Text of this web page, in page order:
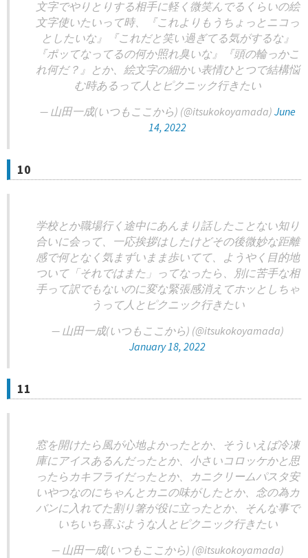
文字でやりとりする相手に軽く微笑んでるくらいの絵
文字使いたいって時、『これよりもうちょっとニコっ
としたいな』『これだと笑い過ぎてる気がするな』
『ポッてなってるの何か照れ臭いな』『頭の輪っかこ
れ何だ？』とか、絵文字の細かい表情ひとつで結構悩
む時あるって人とピクニック行きたい
— 山田一成(いつもここから) (@itsukokoyamada) June
14, 2022
10
学校とか職場行く途中にあんまり話したことない知り
合いに会って、一応挨拶はしたけどその後微妙な距離
感で何となく気まずいまま歩いてて、ようやく目的地
ついて「それではまた」ってなったら、別に苦手な相
手って訳でもないのに変な緊張感消えてホッとしちゃ
うって人とピクニック行きたい
— 山田一成(いつもここから) (@itsukokoyamada)
January 18, 2022
11
窓を開けたら風が心地よかったとか、そういえば冷凍
庫にアイスあるんだったとか、小さいコロッケかと思
ったらカキフライだったとか、カニクリームパスタ安
いやつなのにちゃんとカニの味がしたとか、念の為カ
バンに入れてた割り箸が役に立ったとか、そんな事で
いちいち喜ぶような人とピクニック行きたい
— 山田一成(いつもここから) (@itsukokoyamada)